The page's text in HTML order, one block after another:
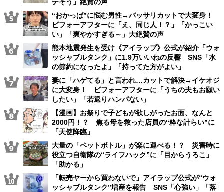
テそう」絶賛の声
“おかっぱ”に悩む男性→バッサリカットで大変身！
ビフォーアフターに「え、同じ人！？」「かっこい
い」「爽やかすぎる～」大絶賛の声
熊本地震発生を受け《アイラップ》公式が紹介「ウォ
ッシャブルタンク」に1.9万いいねの反響 SNS「水
の節約になったよ」「持ってた方がよい」
妻に「ハゲてる」と言われ…カットで解決→イケオジ
に大変身！ ビフォーアフターに「うちの夫もお願い
したい」「若返りハンパない」
【漫画】お祭りで子どもが欲しがったお面、なんと
2000円！？ 焦る母を救った店員の“粋な計らい”に
「天使降臨」
大量の「ペットボトル」が楽に運べる！？ 災害時に
役立つ自衛隊の“ライフハック”に「目からうろこ」
「助かる」
「転売ヤーから買わないで」アイラップ公式が“ウォ
ッシャブルタンク”増産を報告 SNS「心強い」「落